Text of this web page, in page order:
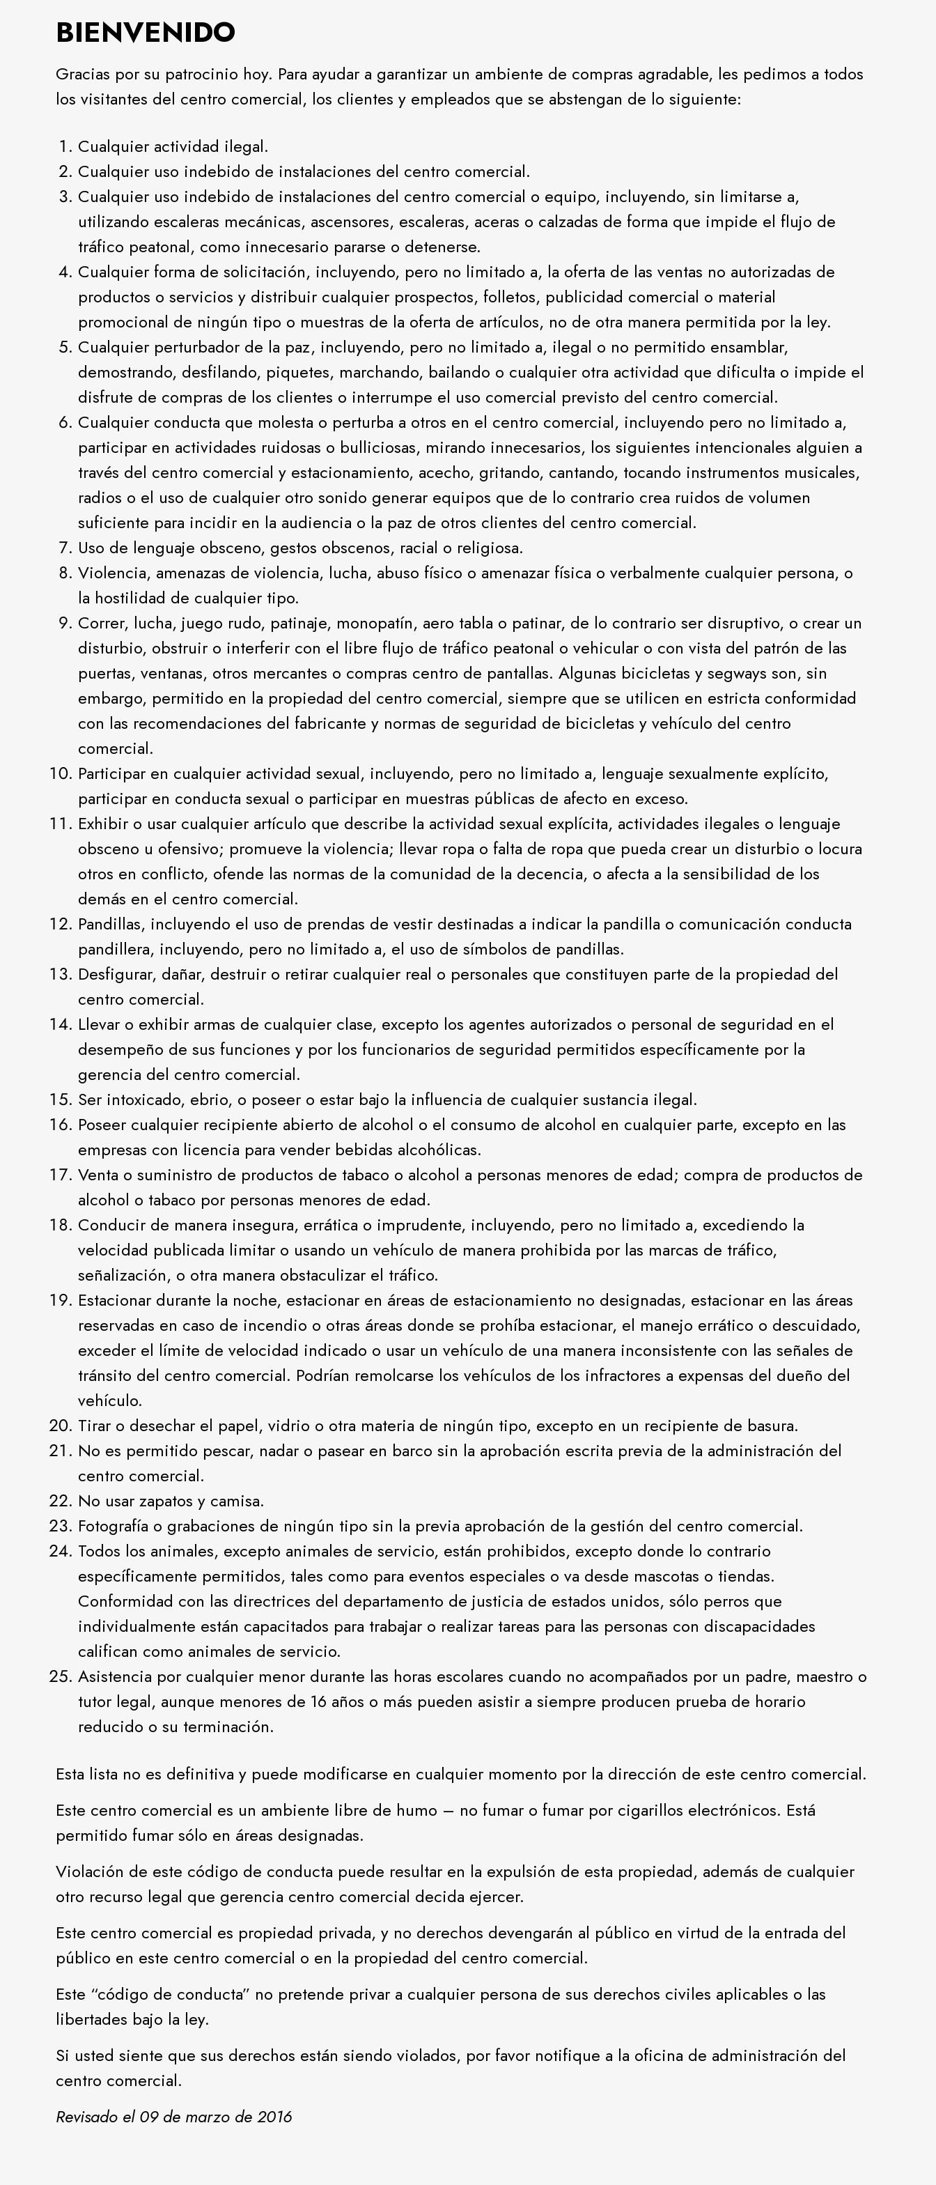
BIENVENIDO
Gracias por su patrocinio hoy. Para ayudar a garantizar un ambiente de compras agradable, les pedimos a todos
los visitantes del centro comercial, los clientes y empleados que se abstengan de lo siguiente:
Cualquier actividad ilegal.
Cualquier uso indebido de instalaciones del centro comercial.
Cualquier uso indebido de instalaciones del centro comercial o equipo, incluyendo, sin limitarse a,
utilizando escaleras mecánicas, ascensores, escaleras, aceras o calzadas de forma que impide el flujo de
tráfico peatonal, como innecesario pararse o detenerse.
Cualquier forma de solicitación, incluyendo, pero no limitado a, la oferta de las ventas no autorizadas de
productos o servicios y distribuir cualquier prospectos, folletos, publicidad comercial o material
promocional de ningún tipo o muestras de la oferta de artículos, no de otra manera permitida por la ley.
Cualquier perturbador de la paz, incluyendo, pero no limitado a, ilegal o no permitido ensamblar,
demostrando, desfilando, piquetes, marchando, bailando o cualquier otra actividad que dificulta o impide el
disfrute de compras de los clientes o interrumpe el uso comercial previsto del centro comercial.
Cualquier conducta que molesta o perturba a otros en el centro comercial, incluyendo pero no limitado a,
participar en actividades ruidosas o bulliciosas, mirando innecesarios, los siguientes intencionales alguien a
través del centro comercial y estacionamiento, acecho, gritando, cantando, tocando instrumentos musicales,
radios o el uso de cualquier otro sonido generar equipos que de lo contrario crea ruidos de volumen
suficiente para incidir en la audiencia o la paz de otros clientes del centro comercial.
Uso de lenguaje obsceno, gestos obscenos, racial o religiosa.
Violencia, amenazas de violencia, lucha, abuso físico o amenazar física o verbalmente cualquier persona, o
la hostilidad de cualquier tipo.
Correr, lucha, juego rudo, patinaje, monopatín, aero tabla o patinar, de lo contrario ser disruptivo, o crear un
disturbio, obstruir o interferir con el libre flujo de tráfico peatonal o vehicular o con vista del patrón de las
puertas, ventanas, otros mercantes o compras centro de pantallas. Algunas bicicletas y segways son, sin
embargo, permitido en la propiedad del centro comercial, siempre que se utilicen en estricta conformidad
con las recomendaciones del fabricante y normas de seguridad de bicicletas y vehículo del centro
comercial.
Participar en cualquier actividad sexual, incluyendo, pero no limitado a, lenguaje sexualmente explícito,
participar en conducta sexual o participar en muestras públicas de afecto en exceso.
Exhibir o usar cualquier artículo que describe la actividad sexual explícita, actividades ilegales o lenguaje
obsceno u ofensivo; promueve la violencia; llevar ropa o falta de ropa que pueda crear un disturbio o locura
otros en conflicto, ofende las normas de la comunidad de la decencia, o afecta a la sensibilidad de los
demás en el centro comercial.
Pandillas, incluyendo el uso de prendas de vestir destinadas a indicar la pandilla o comunicación conducta
pandillera, incluyendo, pero no limitado a, el uso de símbolos de pandillas.
Desfigurar, dañar, destruir o retirar cualquier real o personales que constituyen parte de la propiedad del
centro comercial.
Llevar o exhibir armas de cualquier clase, excepto los agentes autorizados o personal de seguridad en el
desempeño de sus funciones y por los funcionarios de seguridad permitidos específicamente por la
gerencia del centro comercial.
Ser intoxicado, ebrio, o poseer o estar bajo la influencia de cualquier sustancia ilegal.
Poseer cualquier recipiente abierto de alcohol o el consumo de alcohol en cualquier parte, excepto en las
empresas con licencia para vender bebidas alcohólicas.
Venta o suministro de productos de tabaco o alcohol a personas menores de edad; compra de productos de
alcohol o tabaco por personas menores de edad.
Conducir de manera insegura, errática o imprudente, incluyendo, pero no limitado a, excediendo la
velocidad publicada limitar o usando un vehículo de manera prohibida por las marcas de tráfico,
señalización, o otra manera obstaculizar el tráfico.
Estacionar durante la noche, estacionar en áreas de estacionamiento no designadas, estacionar en las áreas
reservadas en caso de incendio o otras áreas donde se prohíba estacionar, el manejo errático o descuidado,
exceder el límite de velocidad indicado o usar un vehículo de una manera inconsistente con las señales de
tránsito del centro comercial. Podrían remolcarse los vehículos de los infractores a expensas del dueño del
vehículo.
Tirar o desechar el papel, vidrio o otra materia de ningún tipo, excepto en un recipiente de basura.
No es permitido pescar, nadar o pasear en barco sin la aprobación escrita previa de la administración del
centro comercial.
No usar zapatos y camisa.
Fotografía o grabaciones de ningún tipo sin la previa aprobación de la gestión del centro comercial.
Todos los animales, excepto animales de servicio, están prohibidos, excepto donde lo contrario
específicamente permitidos, tales como para eventos especiales o va desde mascotas o tiendas.
Conformidad con las directrices del departamento de justicia de estados unidos, sólo perros que
individualmente están capacitados para trabajar o realizar tareas para las personas con discapacidades
califican como animales de servicio.
Asistencia por cualquier menor durante las horas escolares cuando no acompañados por un padre, maestro o
tutor legal, aunque menores de 16 años o más pueden asistir a siempre producen prueba de horario
reducido o su terminación.
Esta lista no es definitiva y puede modificarse en cualquier momento por la dirección de este centro comercial.
Este centro comercial es un ambiente libre de humo – no fumar o fumar por cigarillos electrónicos. Está
permitido fumar sólo en áreas designadas.
Violación de este código de conducta puede resultar en la expulsión de esta propiedad, además de cualquier
otro recurso legal que gerencia centro comercial decida ejercer.
Este centro comercial es propiedad privada, y no derechos devengarán al público en virtud de la entrada del
público en este centro comercial o en la propiedad del centro comercial.
Este “código de conducta” no pretende privar a cualquier persona de sus derechos civiles aplicables o las
libertades bajo la ley.
Si usted siente que sus derechos están siendo violados, por favor notifique a la oficina de administración del
centro comercial.
Revisado el 09 de marzo de 2016